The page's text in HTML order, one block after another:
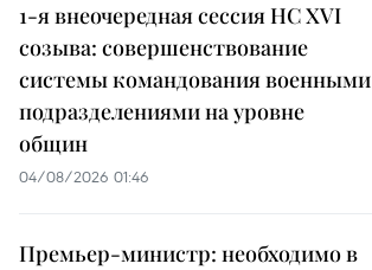
1-я внеочередная сессия НС XVI
созыва: совершенствование
системы командования военными
подразделениями на уровне
общин
04/08/2026 01:46
Премьер-министр: необходимо в